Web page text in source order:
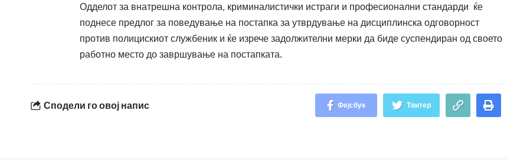
Одделот за внатрешна контрола, криминалистички истраги и професионални стандарди ќе
поднесе предлог за поведување на постапка за утврдување на дисциплинска одговорност
против полицискиот службеник и ќе изрече задолжителни мерки да биде суспендиран од своето
работно место до завршување на постапката.
Сподели го овој напис Фејсбук Твитер